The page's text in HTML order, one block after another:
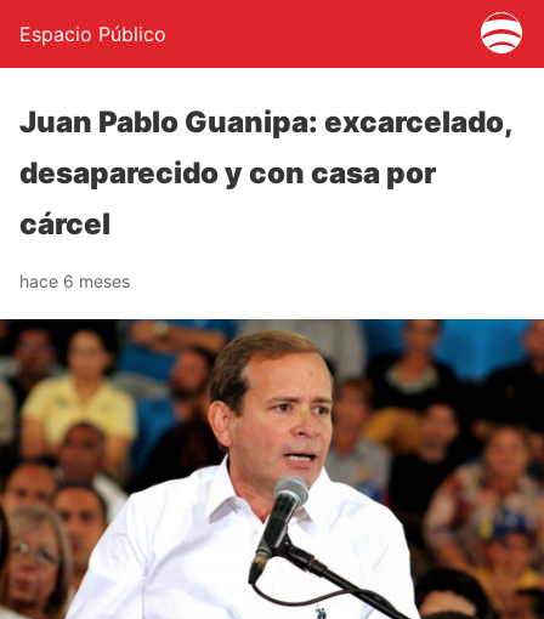
Espacio Público
Juan Pablo Guanipa: excarcelado,
desaparecido y con casa por
cárcel
hace 6 meses